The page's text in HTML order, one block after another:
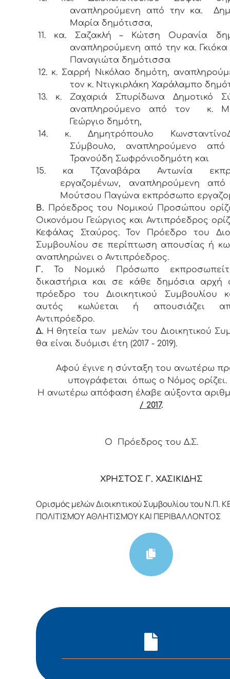
αναπληρούμενη από την κα.
Μαρία δημότισσα,
11.
κα. Σαζακλή – Κώτση Ουρανία
αναπληρούμενη από την κα. Γκιόκα
Παναγιώτα δημότισσα
12. κ. Σαρρή Νικόλαο δημότη,
τον κ. Ντιγκιρλάκη Χαράλαμπο
13.
κ. Ζαχαριά Σπυρίδωνα Δημοτικό
αναπληρούμενο από τον κ.
Γεώργιο δημότη,
14.
κ. Δημητρόπουλο
Σύμβουλο, αναπληρούμενο
Τρανούδη Σωφρόνιοδημότη και
15.
κα Τζαναβάρα Αντωνία
εργαζομένων, αναπληρούμενη
Μούτσου Παγώνα εκπρόσωπο
Β.
Πρόεδρος του Νομικού Προσώπου
Οικονόμου Γεώργιος και Αντιπρόεδρος
Κεφάλας Σταύρος. Τον Πρόεδρο του
Συμβουλίου σε περίπτωση απουσίας ή
αναπληρώνει ο Αντιπρόεδρος.
Γ.Το Νομικό Πρόσωπο
δικαστήρια και σε κάθε δημόσια αρχή
πρόεδρο του Διοικητικού Συμβουλίου
αυτός κωλύεται ή απουσιάζει
Αντιπρόεδρο.
Δ. Η θητεία των μελών του Διοικητικού
θα είναι δυόμισι έτη (2017 - 2019).
Αφού έγινε η σύνταξη του ανωτέρω
υπογράφεται όπως ο Νόμος ορίζει.
Η ανωτέρω απόφαση έλαβε αύξοντα
/ 2017.
Ο Πρόεδρος του Δ.Σ.
ΧΡΗΣΤΟΣ Γ. ΧΑΣΙΚΙΔΗΣ
Ορισμός μελών Διοικητικού Συμβουλίου του Ν.Π.
ΠΟΛΙΤΙΣΜΟΥ ΑΘΛΗΤΙΣΜΟΥ ΚΑΙ ΠΕΡΙΒΑΛΛΟΝΤΟΣ